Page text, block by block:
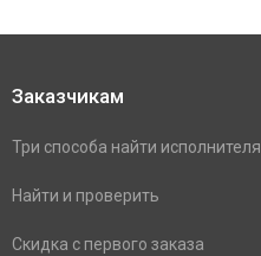
Заказчикам
Три способа найти исполнителя
Найти и проверить
Скидка с первого заказа